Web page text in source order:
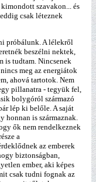
szavakon... és
csak léteznek
próbálunk. A lélekről
beszélni nektek,
is tudtam. Nincsenek
meg az energiátok
ahová tartotok. Nem
pillanatra - tegyük fel,
bolygóról származó
lép ki belőle. A saját
honnan is származnak.
ők nem rendelkeznek
a
az emberek
biztonságban,
ember, aki képes
csak tudni fognak az